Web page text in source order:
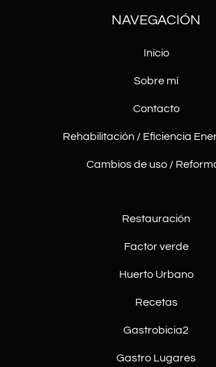
NAVEGACIÓN
Inicio
Sobre mí
Contacto
Rehabilitación / Eficiencia
Cambios de uso /
Restauración
Factor verde
Huerto Urbano
Recetas
Gastrobicia2
Gastro Lugares